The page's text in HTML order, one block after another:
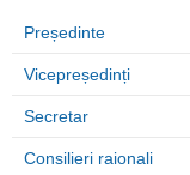
Președinte
Vicepreședinți
Secretar
Consilieri raionali